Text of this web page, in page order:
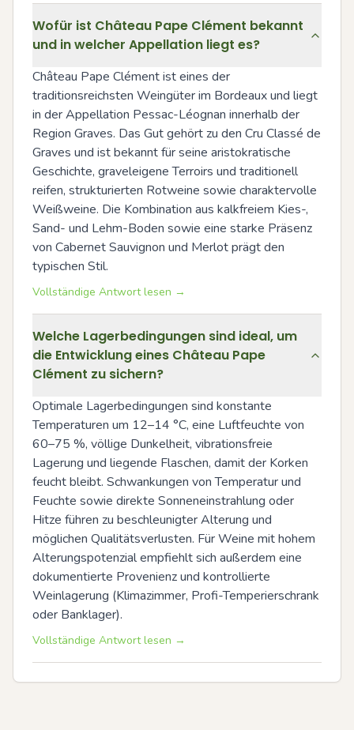
Wofür ist Château Pape Clément bekannt
und in welcher Appellation liegt es?
Château Pape Clément ist eines der
traditionsreichsten Weingüter im Bordeaux und liegt
in der Appellation Pessac-Léognan innerhalb der
Region Graves. Das Gut gehört zu den Cru Classé de
Graves und ist bekannt für seine aristokratische
Geschichte, graveleigene Terroirs und traditionell
reifen, strukturierten Rotweine sowie charaktervolle
Weißweine. Die Kombination aus kalkfreiem Kies-,
Sand- und Lehm-Boden sowie eine starke Präsenz
von Cabernet Sauvignon und Merlot prägt den
typischen Stil.
Vollständige Antwort lesen →
Welche Lagerbedingungen sind ideal, um
die Entwicklung eines Château Pape
Clément zu sichern?
Optimale Lagerbedingungen sind konstante
Temperaturen um 12–14 °C, eine Luftfeuchte von
60–75 %, völlige Dunkelheit, vibrationsfreie
Lagerung und liegende Flaschen, damit der Korken
feucht bleibt. Schwankungen von Temperatur und
Feuchte sowie direkte Sonneneinstrahlung oder
Hitze führen zu beschleunigter Alterung und
möglichen Qualitätsverlusten. Für Weine mit hohem
Alterungspotenzial empfiehlt sich außerdem eine
dokumentierte Provenienz und kontrollierte
Weinlagerung (Klimazimmer, Profi-Temperierschrank
oder Banklager).
Vollständige Antwort lesen →